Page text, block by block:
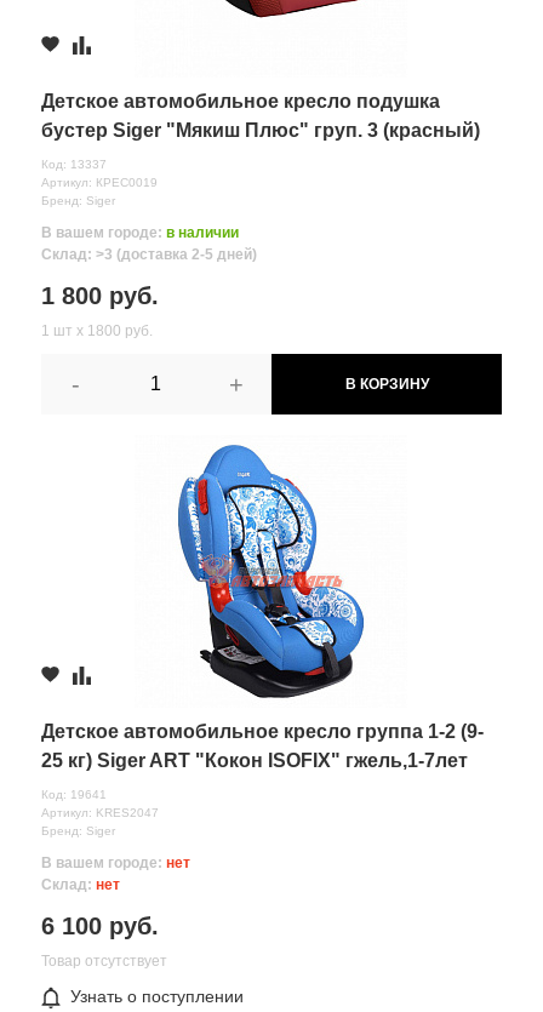
Комментарий
Отправляя форму вы соглашаетесь на
Детское автомобильное кресло подушка
бустер Siger "Мякиш Плюс" груп. 3 (красный)
Код: 13337
Артикул: КРЕС0019
Бренд: Siger
В вашем городе: в наличии
Склад: >3 (доставка 2-5 дней)
1 800 руб.
1 шт х 1800 руб.
- + В КОРЗИНУ
Детское автомобильное кресло группа 1-2 (9-
25 кг) Siger ART "Кокон ISOFIX" гжель,1-7лет
Код: 19641
Артикул: KRES2047
Бренд: Siger
В вашем городе: нет
Склад: нет
6 100 руб.
Товар отсутствует
Узнать о поступлении